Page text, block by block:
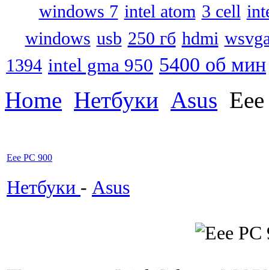
windows 7 intel atom 3 cell
windows usb 250 гб hdmi
1394 intel gma 950 5400 об мин
Home Нетбуки Asus
Eee PC 900
Нетбуки - Asus